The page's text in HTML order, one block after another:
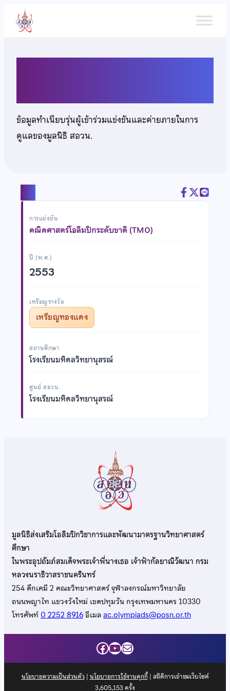
เนื้อหา
ข้อมูลทำเนียบรุ่นผู้เข้าร่วมแข่งขันและค่ายภายในการ
ดูแลของมูลนิธิ สอวน.
การแข่งขัน
คณิตศาสตร์โอลิมปิกระดับชาติ (TMO)
ปี (พ.ศ.)
2553
เหรียญรางวัล
เหรียญทองแดง
สถานศึกษา
โรงเรียนมหิดลวิทยานุสรณ์
ศูนย์ สอวน.
โรงเรียนมหิดลวิทยานุสรณ์
มูลนิธิส่งเสริมโอลิมปิกวิชาการและพัฒนามาตรฐานวิทยาศาสตร์
ศึกษา
ในพระอุปถัมภ์สมเด็จพระเจ้าพี่นางเธอ เจ้าฟ้ากัลยาณิวัฒนา กรม
หลวงนราธิวาสราชนครินทร์
254 ตึกเคมี 2 คณะวิทยาศาสตร์ จุฬาลงกรณ์มหาวิทยาลัย
ถนนพญาไท แขวงวังใหม่ เขตปทุมวัน กรุงเทพมหานคร 10330
โทรศัพท์0 2252 8916อีเมลac.olympiads@posn.or.th
Facebook
YouTube
Mail
นโยบายความเป็นส่วนตัว| นโยบายการใช้งานคุกกี้| สถิติการเข้าชมเว็บไซต์
3,605,153ครั้ง